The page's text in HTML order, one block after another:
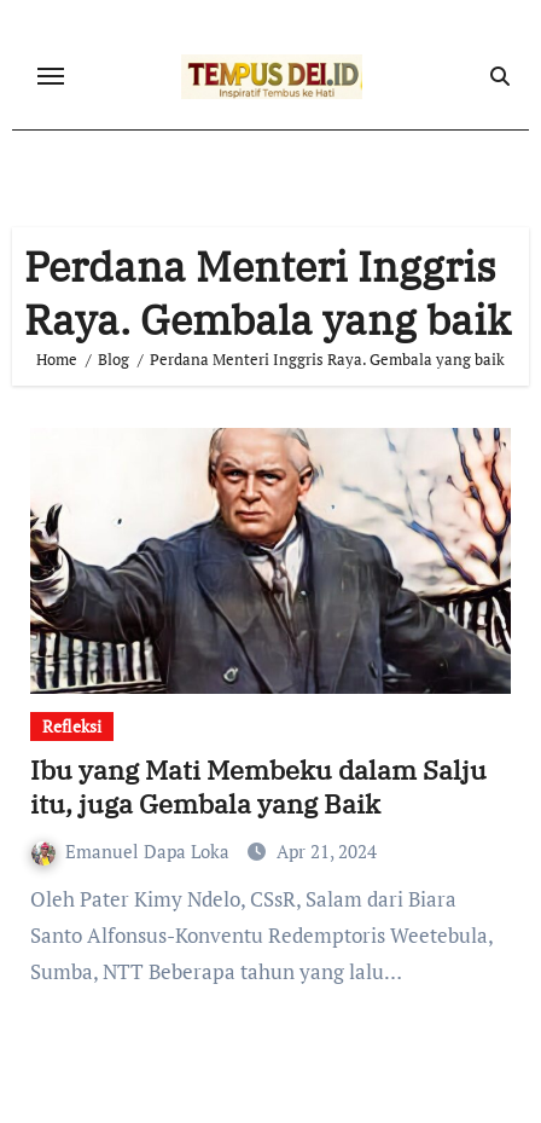
content
Perdana Menteri Inggris
Raya. Gembala yang baik
Home Blog Perdana Menteri Inggris Raya. Gembala yang baik
Refleksi
Ibu yang Mati Membeku dalam Salju
itu, juga Gembala yang Baik
Emanuel Dapa Loka Apr 21, 2024
Oleh Pater Kimy Ndelo, CSsR, Salam dari Biara
Santo Alfonsus-Konventu Redemptoris Weetebula,
Sumba, NTT Beberapa tahun yang lalu…